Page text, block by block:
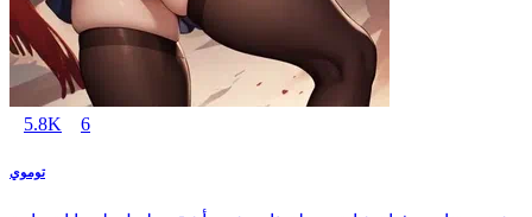
5.8K 6
توموي